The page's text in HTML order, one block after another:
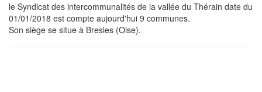
le Syndicat des intercommunalités de la vallée du Thérain date du
01/01/2018 est compte aujourd'hui 9 communes.
Son siège se situe à Bresles (Oise).